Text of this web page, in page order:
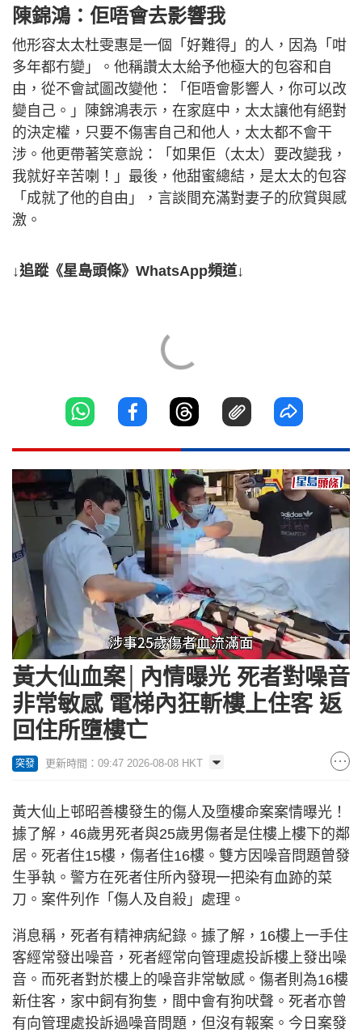
陳錦鴻：佢唔會去影響我
他形容太太杜雯惠是一個「好難得」的人，因為「咁
多年都冇變」。他稱讚太太給予他極大的包容和自
由，從不會試圖改變他：「佢唔會影響人，你可以改
變自己。」陳錦鴻表示，在家庭中，太太讓他有絕對
的決定權，只要不傷害自己和他人，太太都不會干
涉。他更帶著笑意說：「如果佢（太太）要改變我，
我就好辛苦喇！」最後，他甜蜜總結，是太太的包容
「成就了他的自由」，言談間充滿對妻子的欣賞與感
激。
↓追蹤《星島頭條》WhatsApp頻道↓
Unmute Loaded:
26.50%
黃大仙血案│內情曝光 死者對噪音
非常敏感 電梯內狂斬樓上住客 返
回住所墮樓亡
突發 更新時間：09:47 2026-08-08 HKT
黃大仙上邨昭善樓發生的傷人及墮樓命案案情曝光！
據了解，46歲男死者與25歲男傷者是住樓上樓下的鄰
居。死者住15樓，傷者住16樓。雙方因噪音問題曾發
生爭執。警方在死者住所內發現一把染有血跡的菜
刀。案件列作「傷人及自殺」處理。
消息稱，死者有精神病紀錄。據了解，16樓上一手住
客經常發出噪音，死者經常向管理處投訴樓上發出噪
音。而死者對於樓上的噪音非常敏感。傷者則為16樓
新住客，家中飼有狗隻，間中會有狗吠聲。死者亦曾
有向管理處投訴過噪音問題，但沒有報案。今日案發